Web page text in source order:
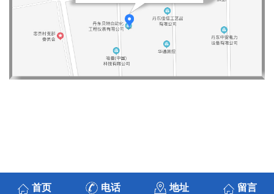
首页 电话 地址 留言